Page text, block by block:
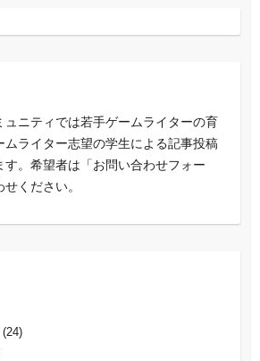
ュニティでは若手ゲームライターの育
ムライター志望の学生による記事投稿
す。希望者は「お問い合わせフォー
ください。
(24)